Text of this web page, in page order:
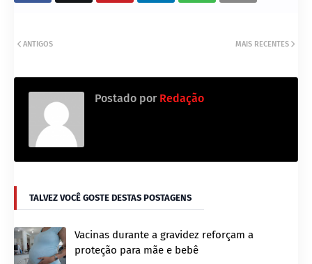
MAIS RECENTES
ANTIGOS
Postado por Redação
TALVEZ VOCÊ GOSTE DESTAS POSTAGENS
Vacinas durante a gravidez reforçam a
proteção para mãe e bebê